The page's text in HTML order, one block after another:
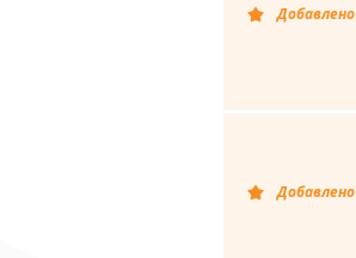
Добавлено
Добавлено